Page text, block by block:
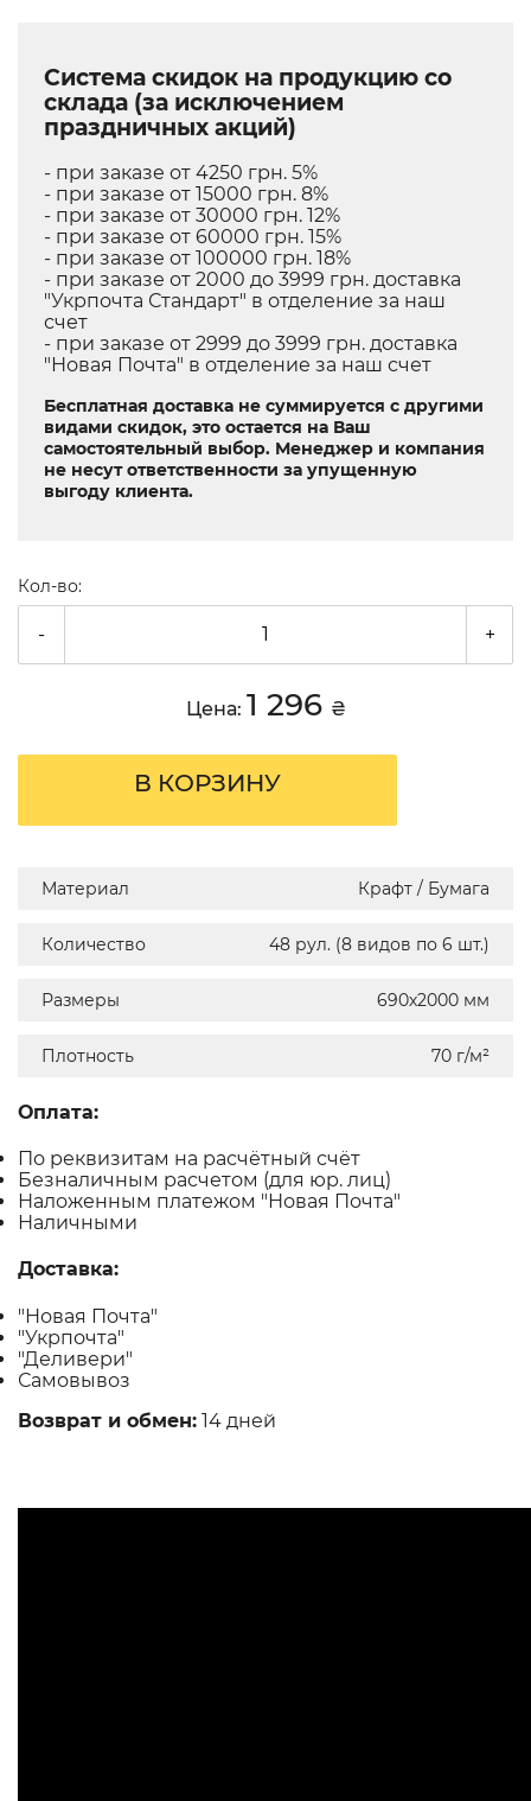
Система скидок на продукцию со
склада (за исключением
праздничных акций)
- при заказе от 4250 грн. 5%
- при заказе от 15000 грн. 8%
- при заказе от 30000 грн. 12%
- при заказе от 60000 грн. 15%
- при заказе от 100000 грн. 18%
- при заказе от 2000 до 3999 грн. доставка
"Укрпочта Стандарт" в отделение за наш
счет
- при заказе от 2999 до 3999 грн. доставка
"Новая Почта" в отделение за наш счет
Бесплатная доставка не суммируется с другими
видами скидок, это остается на Ваш
самостоятельный выбор. Менеджер и компания
не несут ответственности за упущенную
выгоду клиента.
Кол-во:
- +
Цена: 1 296 ₴
В КОРЗИНУ
Материал Крафт / Бумага
Количество 48 рул. (8 видов по 6 шт.)
Размеры 690х2000 мм
Плотность 70 г/м²
Оплата:
По реквизитам на расчётный счёт
Безналичным расчетом (для юр. лиц)
Наложенным платежом "Новая Почта"
Наличными
Доставка:
"Новая Почта"
"Укрпочта"
"Деливери"
Самовывоз
Возврат и обмен: 14 дней